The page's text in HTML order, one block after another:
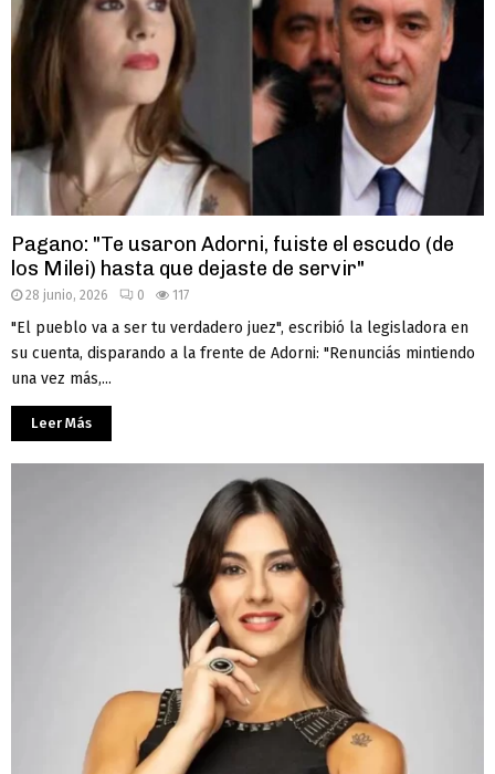
Pagano: "Te usaron Adorni, fuiste el escudo (de
los Milei) hasta que dejaste de servir"
28 junio, 2026 0 117
"El pueblo va a ser tu verdadero juez", escribió la legisladora en
su cuenta, disparando a la frente de Adorni: "Renunciás mintiendo
una vez más,...
Leer Más